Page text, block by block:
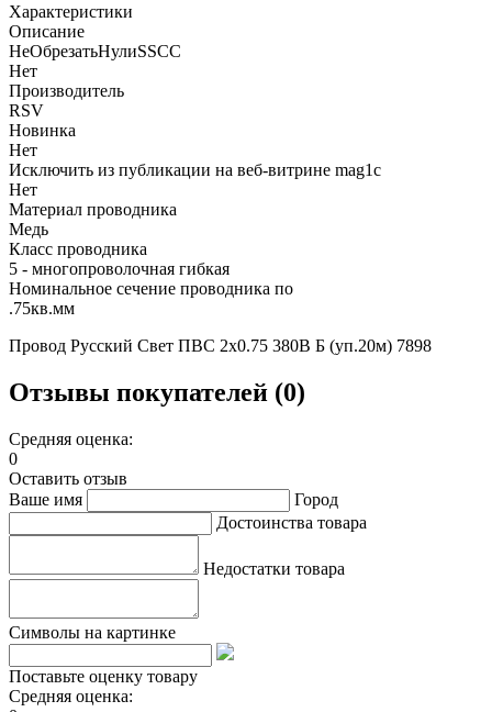
Характеристики
Описание
НеОбрезатьНулиSSCC
Нет
Производитель
RSV
Новинка
Нет
Исключить из публикации на веб-витрине mag1c
Нет
Материал проводника
Медь
Класс проводника
5 - многопроволочная гибкая
Номинальное сечение проводника по
.75кв.мм
Провод Русский Свет ПВС 2х0.75 380В Б (уп.20м) 7898
Отзывы покупателей (0)
Средняя оценка:
0
Оставить отзыв
Ваше имя
Город
Достоинства товара
Недостатки товара
Символы на картинке
Поставьте оценку товару
Средняя оценка: